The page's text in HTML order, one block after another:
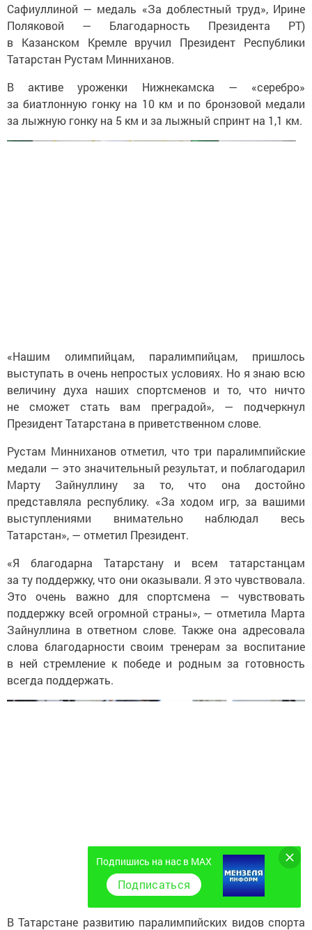
Сафиуллиной — медаль «За доблестный труд», Ирине
Поляковой — Благодарность Президента РТ)
в Казанском Кремле вручил Президент Республики
Татарстан Рустам Минниханов.
В активе уроженки Нижнекамска — «серебро»
за биатлонную гонку на 10 км и по бронзовой медали
за лыжную гонку на 5 км и за лыжный спринт на 1,1 км.
«Нашим олимпийцам, паралимпийцам, пришлось
выступать в очень непростых условиях. Но я знаю всю
величину духа наших спортсменов и то, что ничто
не сможет стать вам преградой», — подчеркнул
Президент Татарстана в приветственном слове.
Рустам Минниханов отметил, что три паралимпийские
медали — это значительный результат, и поблагодарил
Марту Зайнуллину за то, что она достойно
представляла республику. «За ходом игр, за вашими
выступлениями внимательно наблюдал весь
Татарстан», — отметил Президент.
«Я благодарна Татарстану и всем татарстанцам
за ту поддержку, что они оказывали. Я это чувствовала.
Это очень важно для спортсмена — чувствовать
поддержку всей огромной страны», — отметила Марта
Зайнуллина в ответном слове. Также она адресовала
слова благодарности своим тренерам за воспитание
в ней стремление к победе и родным за готовность
всегда поддержать.
В Татарстане развитию паралимпийских видов спорта
Подпишись на нас в MAX
Подписаться